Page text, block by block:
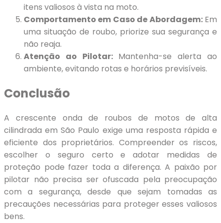
itens valiosos à vista na moto.
Comportamento em Caso de Abordagem:Em
uma situação de roubo, priorize sua segurança e
não reaja.
Atenção ao Pilotar:Mantenha-se alerta ao
ambiente, evitando rotas e horários previsíveis.
Conclusão
A crescente onda de roubos de motos de alta
cilindrada em São Paulo exige uma resposta rápida e
eficiente dos proprietários. Compreender os riscos,
escolher o seguro certo e adotar medidas de
proteção pode fazer toda a diferença. A paixão por
pilotar não precisa ser ofuscada pela preocupação
com a segurança, desde que sejam tomadas as
precauções necessárias para proteger esses valiosos
bens.